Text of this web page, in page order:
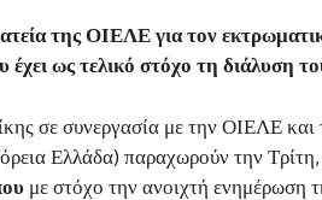
της ΟΙΕΛΕ για τον
έχει ως τελικό στόχο τη διάλυση
σε συνεργασία με την ΟΙΕΛΕ
Ελλάδα) παραχωρούν την
με στόχο την ανοιχτή ενημέρωση